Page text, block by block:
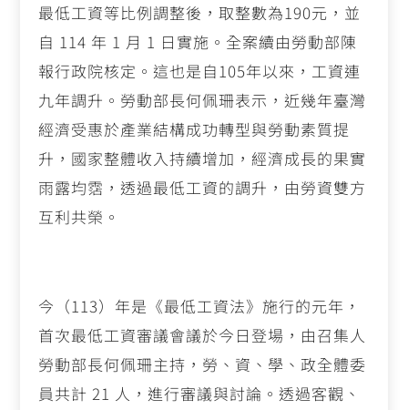
最低工資等比例調整後，取整數為190元，並
自 114 年 1 月 1 日實施。全案續由勞動部陳
報行政院核定。這也是自105年以來，工資連
九年調升。勞動部長何佩珊表示，近幾年臺灣
經濟受惠於產業結構成功轉型與勞動素質提
升，國家整體收入持續增加，經濟成長的果實
雨露均霑，透過最低工資的調升，由勞資雙方
互利共榮。
今（113）年是《最低工資法》施行的元年，
首次最低工資審議會議於今日登場，由召集人
勞動部長何佩珊主持，勞、資、學、政全體委
員共計 21 人，進行審議與討論。透過客觀、